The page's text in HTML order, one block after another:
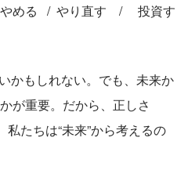
める   /  やり直す　/ 　投資す
かもしれない。でも、未来か
が重要。だから、正しさ
私たちは“未来”から考えるの